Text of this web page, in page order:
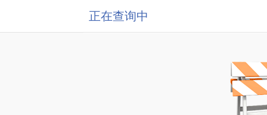
正在查询中